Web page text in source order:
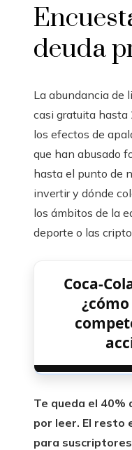
deuda
La abundancia de
casi gratuita
los efectos de
que han abusado
hasta el punto de
invertir y dónde
los ámbitos de la
deporte o las
Te queda el
por leer. El resto
para